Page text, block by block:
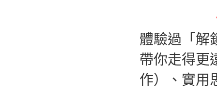
體驗過「解
帶你走得更
作）、實用